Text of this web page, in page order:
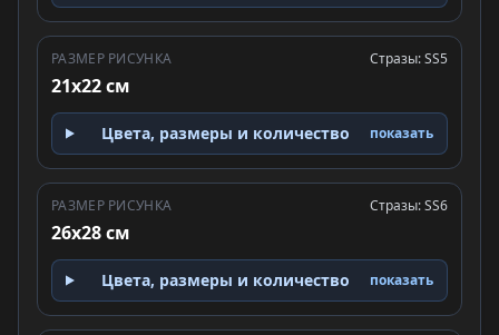
РАЗМЕР РИСУНКА
21x22 см
Стразы: SS5
Цвета, размеры и количество показать
РАЗМЕР РИСУНКА
26x28 см
Стразы: SS6
Цвета, размеры и количество показать